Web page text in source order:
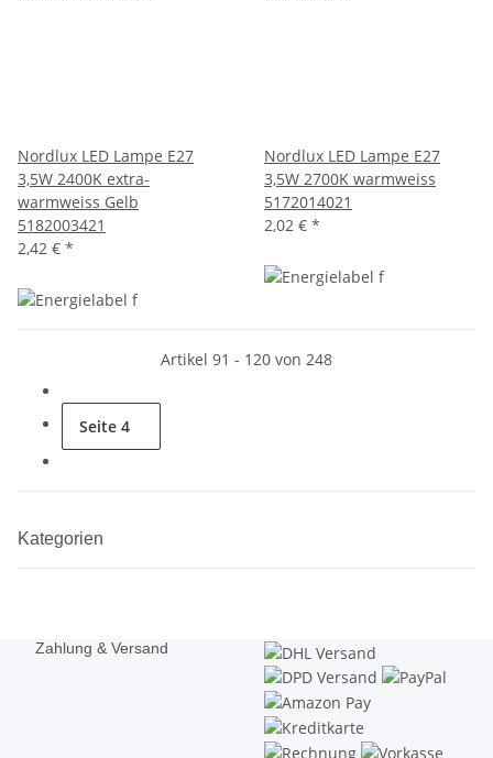
Nordlux LED Lampe E27
3,5W 2400K extra-
warmweiss Gelb
5182003421
2,42 € *
Nordlux LED Lampe E27
3,5W 2700K warmweiss
5172014021
2,02 € *
Artikel 91 - 120 von 248
Seite 4
Kategorien
Zahlung & Versand